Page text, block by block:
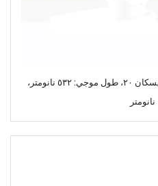
سكاني لاب إكسلّيسكان ١٤، إكسلّيسكان ٢٠، طول موجي: ٥٣٢ نانومتر،